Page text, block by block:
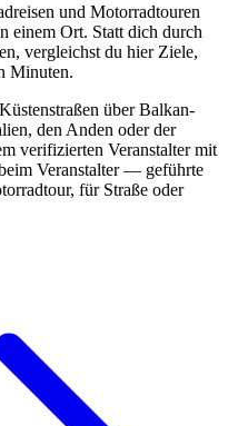
und Motorradtouren
einem Ort. Statt dich durch
vergleichst du hier Ziele,
Minuten.
über Balkan-
den Anden oder der
verifizierten Veranstalter mit
Veranstalter — geführte
für Straße oder